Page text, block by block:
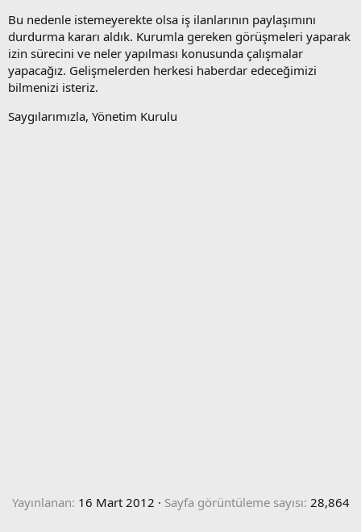
Bu nedenle istemeyerekte olsa iş ilanlarının paylaşımını
durdurma kararı aldık. Kurumla gereken görüşmeleri yaparak
izin sürecini ve neler yapılması konusunda çalışmalar
yapacağız. Gelişmelerden herkesi haberdar edeceğimizi
bilmenizi isteriz.
Saygılarımızla, Yönetim Kurulu
Yayınlanan 16 Mart 2012 Sayfa görüntüleme sayısı 28,864